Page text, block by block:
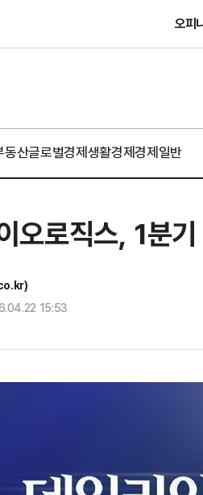
오피
동산글로벌경제생활경제경제일반
오로직스, 1
15:53